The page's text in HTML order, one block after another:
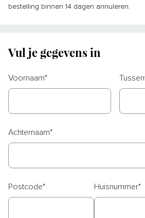
bestelling binnen 14 dagen annuleren.
Vul je gegevens in
Voornaam*
Achternaam*
Postcode* Huisnummer*